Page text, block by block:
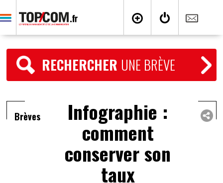
RECHERCHER UNE BRÈVE
Brèves Infographie :
comment
conserver son
taux